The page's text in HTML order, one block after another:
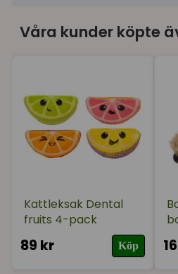
Våra kunder köpte
Kattleksak Dental
fruits 4-pack
89 kr Köp